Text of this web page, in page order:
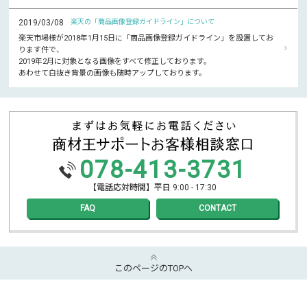
2019/03/08 楽天の「商品画像登録ガイドライン」について
楽天市場様が2018年1月15日に「商品画像登録ガイドライン」を設置してお
ります件で、
2019年2月に対象となる画像をすべて修正しております。
あわせて白抜き背景の画像も随時アップしております。
078-413-3731
【電話応対時間】平日 9:00 - 17:30
FAQ CONTACT
このページのTOPへ